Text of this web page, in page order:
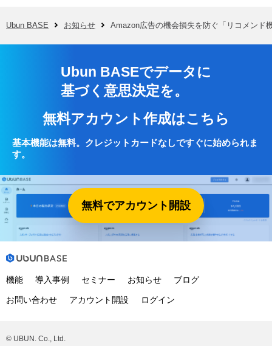
Ubun BASE お知らせ Amazon広告の機会損失を防ぐ「リコメンド
Ubun BASEでデータに
基づく意思決定を。
無料アカウント作成はこちら
基本機能は無料。クレジットカードなしですぐに始められま
す。
無料でアカウント開設
機能 導入事例 セミナー お知らせ ブログ
お問い合わせ アカウント開設 ログイン
© UBUN. Co., Ltd.